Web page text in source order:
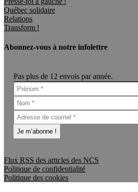
Québec solidaire
Relations
Transform !
Abonnez-vous à notre infolettre
Pas plus de 12 envois par année.
Flux RSS des articles des NCS
Politique de confidentialité
Politique des cookies